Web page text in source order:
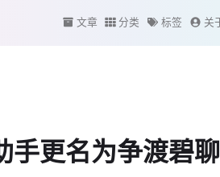
文章 分类 标签 关
手更名为争渡碧